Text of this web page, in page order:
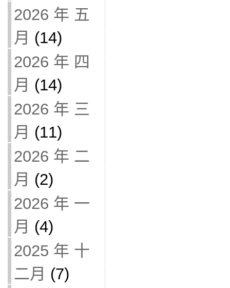
2026 年 五
月 (14)
2026 年 四
月 (14)
2026 年 三
月 (11)
2026 年 二
月 (2)
2026 年 一
月 (4)
2025 年 十
二月 (7)